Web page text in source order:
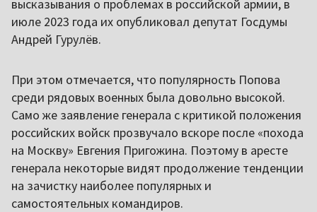
высказывания о проблемах в российской армии, в
июле 2023 года их опубликовал депутат Госдумы
Андрей Гурулёв.
При этом отмечается, что популярность Попова
среди рядовых военных была довольно высокой.
Само же заявление генерала с критикой положения
российских войск прозвучало вскоре после «похода
на Москву» Евгения Пригожина. Поэтому в аресте
генерала некоторые видят продолжение тенденции
на зачистку наиболее популярных и
самостоятельных командиров.